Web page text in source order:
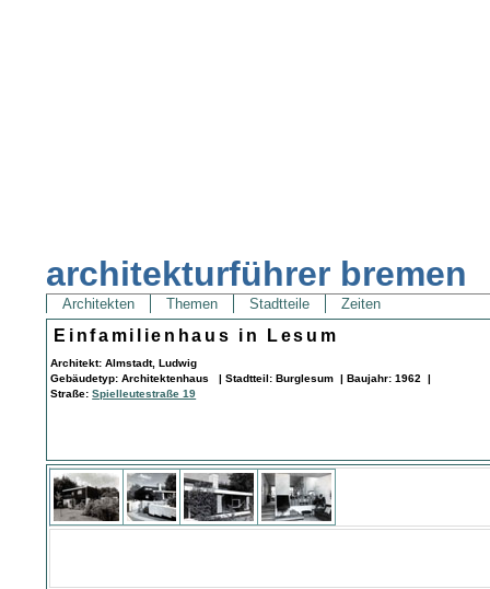
architekturführer bremen
Architekten Themen Stadtteile Zeiten
Einfamilienhaus in Lesum
Architekt: Almstadt, Ludwig
Gebäudetyp: Architektenhaus | Stadtteil: Burglesum | Baujahr: 1962 |
Straße:Spielleutestraße 19